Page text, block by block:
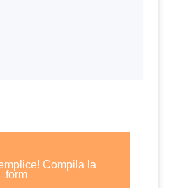
Compila la
form